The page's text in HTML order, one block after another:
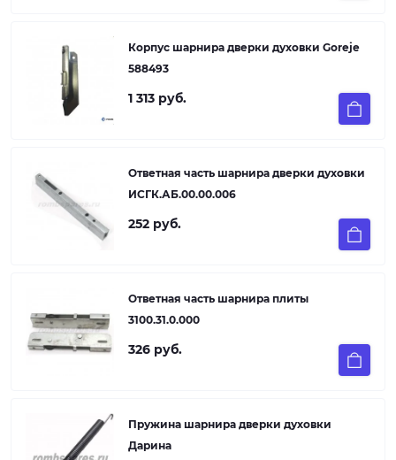
Корпус шарнира дверки духовки Goreje
588493
1 313 руб.
Ответная часть шарнира дверки духовки
ИСГК.АБ.00.00.006
252 руб.
Ответная часть шарнира плиты
3100.31.0.000
326 руб.
Пружина шарнира дверки духовки
Дарина